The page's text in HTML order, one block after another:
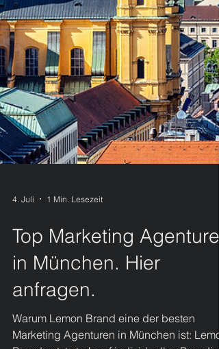
4. Juli 1 Min. Lesezeit
Top Marketing Agenturen